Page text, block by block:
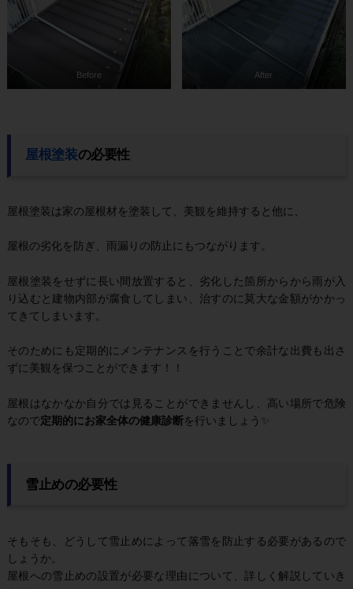
Before After
屋根塗装の必要性
屋根塗装は家の屋根材を塗装して、美観を維持すると他に、
屋根の劣化を防ぎ、雨漏りの防止にもつながります。
屋根塗装をせずに長い間放置すると、劣化した箇所からから雨が入
り込むと建物内部が腐食してしまい、治すのに莫大な金額がかかっ
てきてしまいます。
そのためにも定期的にメンテナンスを行うことで余計な出費も出さ
ずに美観を保つことができます！！
屋根はなかなか自分では見ることができませんし、高い場所で危険
なので定期的にお家全体の健康診断を行いましょう✨
雪止めの必要性
そもそも、どうして雪止めによって落雪を防止する必要があるので
しょうか。
屋根への雪止めの設置が必要な理由について、詳しく解説していき